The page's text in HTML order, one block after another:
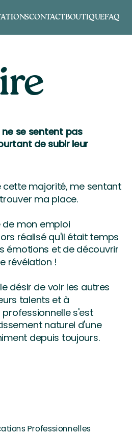
CONTACTBOUTIQUEFAQ
ne se sentent pas
de subir leur
majorité, me sentant
ma place.
de mon emploi
réalisé qu'il était temps
émotions et de découvrir
révélation !
désir de voir les autres
talents et à
s'est
naturel d'une
depuis toujours.
Professionnelles